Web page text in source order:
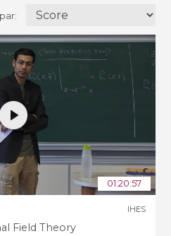
01:20:57
Field Theory
IHES